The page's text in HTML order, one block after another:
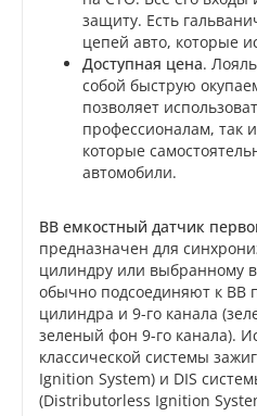
защиту. Есть
цепей авто, которые
Доступная цена.
собой быструю
позволяет
профессионалам, так
которые
автомобили.
ВВ емкостный датчик
предназначен для
цилиндру или выбранному
обычно подсоединяют к ВВ
цилиндра и 9-го канала
зеленый фон 9-го канала).
классической системы
Ignition System) и DIS
(Distributorless Ignition